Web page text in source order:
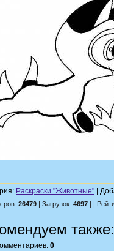
Раскраски "Животные" |
26479 | Загрузок: 4697 | |
0